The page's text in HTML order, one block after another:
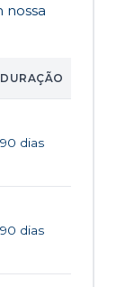
DURAÇÃO
90 dias
90 dias